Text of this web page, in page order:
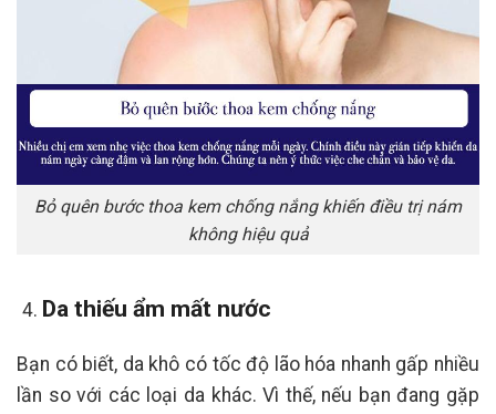
Bỏ quên bước thoa kem chống nắng khiến điều trị nám
không hiệu quả
Da thiếu ẩm mất nước
Bạn có biết, da khô có tốc độ lão hóa nhanh gấp nhiều
lần so với các loại da khác. Vì thế, nếu bạn đang gặp